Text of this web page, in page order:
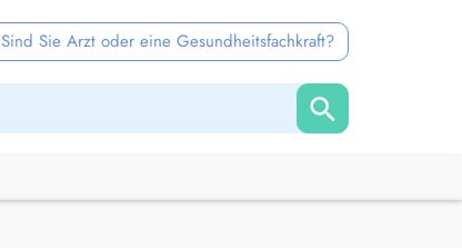
Sind Sie Arzt oder eine Gesundheitsfachkraft?